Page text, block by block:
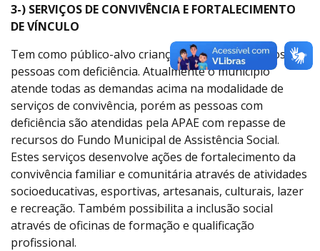
3-) SERVIÇOS DE CONVIVÊNCIA E FORTALECIMENTO
DE VÍNCULO
Tem como público-alvo crianças, adolescentes, idosos e
pessoas com deficiência. Atualmente o município
atende todas as demandas acima na modalidade de
serviços de convivência, porém as pessoas com
deficiência são atendidas pela APAE com repasse de
recursos do Fundo Municipal de Assistência Social.
Estes serviços desenvolve ações de fortalecimento da
convivência familiar e comunitária através de atividades
socioeducativas, esportivas, artesanais, culturais, lazer
e recreação. Também possibilita a inclusão social
através de oficinas de formação e qualificação
profissional.